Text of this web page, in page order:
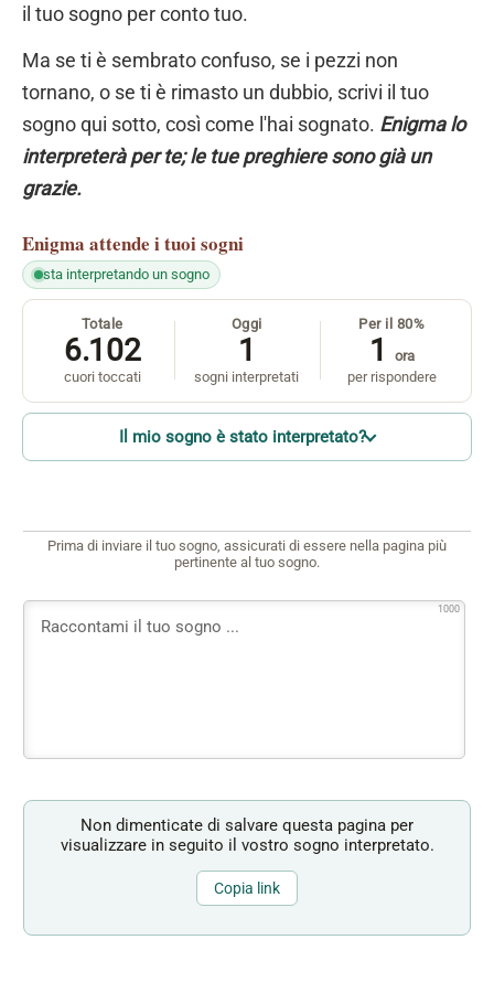
il tuo sogno per conto tuo.
Ma se ti è sembrato confuso, se i pezzi non
tornano, o se ti è rimasto un dubbio, scrivi il tuo
sogno qui sotto, così come l'hai sognato. Enigma lo
interpreterà per te; le tue preghiere sono già un
grazie.
Enigma attende i tuoi sogni
sta interpretando un sogno
Totale
6.102
cuori toccati
Oggi
1
sogni interpretati
Per il 80%
1
ora
per rispondere
Il mio sogno è stato interpretato?
Prima di inviare il tuo sogno, assicurati di essere nella pagina più
pertinente al tuo sogno.
1000
Non dimenticate di salvare questa pagina per
visualizzare in seguito il vostro sogno interpretato.
Copia link